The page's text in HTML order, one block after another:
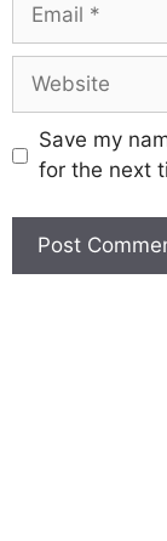
Save my
for the next